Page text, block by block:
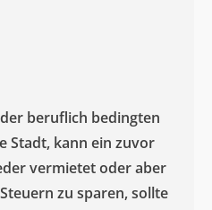
beruflich bedingten
Stadt, kann ein zuvor
vermietet oder aber
zu sparen, sollte